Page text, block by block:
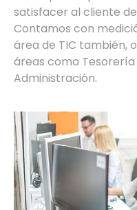
satisfacer al cliente
Contamos con
área de TIC también,
áreas como
Administración.